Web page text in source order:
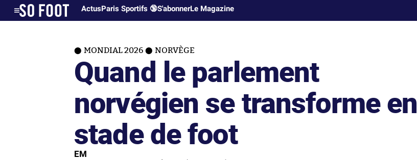
ActusParis Sportifs 🔞S'abonnerLe Magazine
MONDIAL 2026 NORVÈGE
Quand le parlement
norvégien se transforme en
stade de foot
EM